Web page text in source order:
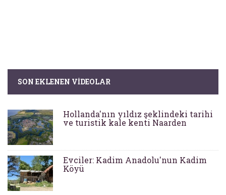
SON EKLENEN VIDEOLAR
Hollanda'nın yıldız şeklindeki tarihi
ve turistik kale kenti Naarden
Evciler: Kadim Anadolu'nun Kadim
Köyü